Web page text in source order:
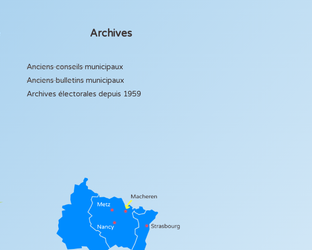
Archives
Anciens conseils municipaux
Anciens bulletins municipaux
Archives électorales depuis 1959